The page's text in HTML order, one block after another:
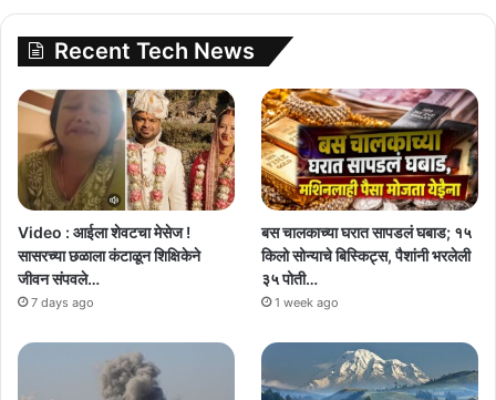
Recent Tech News
Video : आईला शेवटचा मेसेज !
सासरच्या छळाला कंटाळून शिक्षिकेने
जीवन संपवले…
7 days ago
बस चालकाच्या घरात सापडलं घबाड; १५
किलो सोन्याचे बिस्किट्स, पैशांनी भरलेली
३५ पोती…
1 week ago